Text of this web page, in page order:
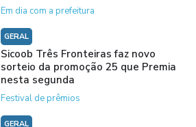
Em dia com a prefeitura
GERAL
Sicoob Três Fronteiras faz novo
sorteio da promoção 25 que Premia
nesta segunda
Festival de prêmios
GERAL